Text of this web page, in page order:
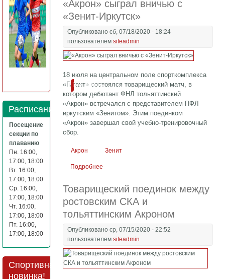
«Акрон» сыграл вничью с
«Зенит-Иркутск»
Опубликовано сб, 07/18/2020 - 18:24
пользователемsiteadmin
18 июля на центральном поле спорткомплекса
«Гигант» состоялся товарищеский матч, в
котором дебютант ФНЛ тольяттинский
«Акрон» встречался с представителем ПФЛ
иркутским «Зенитом». Этим поединком
«Акрон» завершал свой учебно-тренировочный
сбор.
Акрон Зенит
Подробнее
Товарищеский поединок между
ростовским СКА и
тольяттинским Акроном
Опубликовано ср, 07/15/2020 - 22:52
пользователемsiteadmin
Подробнее
Расписание
Посещение
секции по
плаванию
Пн. 16:00,
17:00, 18:00
Вт. 16:00,
17:00, 18:00
Ср. 16:00,
17:00, 18:00
Чт. 16:00,
17:00, 18:00
Пт. 16:00,
17:00, 18:00
Спортивная
новинка!